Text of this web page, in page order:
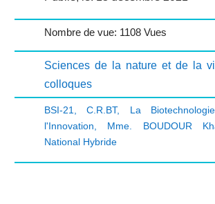
Nombre de vue: 1108 Vues
Sciences de la nature et de la
colloques
BSI-21 C.R.BT, La
l'Innovation
Mme. BOUDOUR
National Hybride